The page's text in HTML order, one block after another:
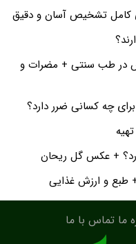
کامل تشخیص آسان و دقیق
در طب سنتی + مضرات و
چه کسانی ضرر دارد؟
+ عکس گل ریحان
طبع و ارزش غذایی
ما تماس با ما